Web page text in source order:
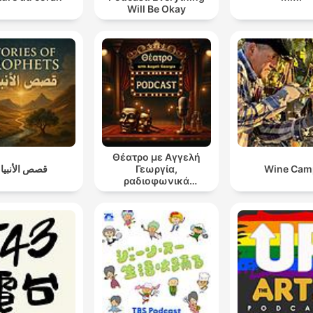
Will Be Okay
قصص
Θέατρο με Αγγελή
Γεωργία,
ραδιοφωνικά
θεατρικά έργα
Wine